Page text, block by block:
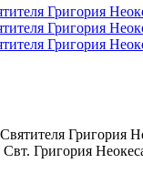
Григория
Григория